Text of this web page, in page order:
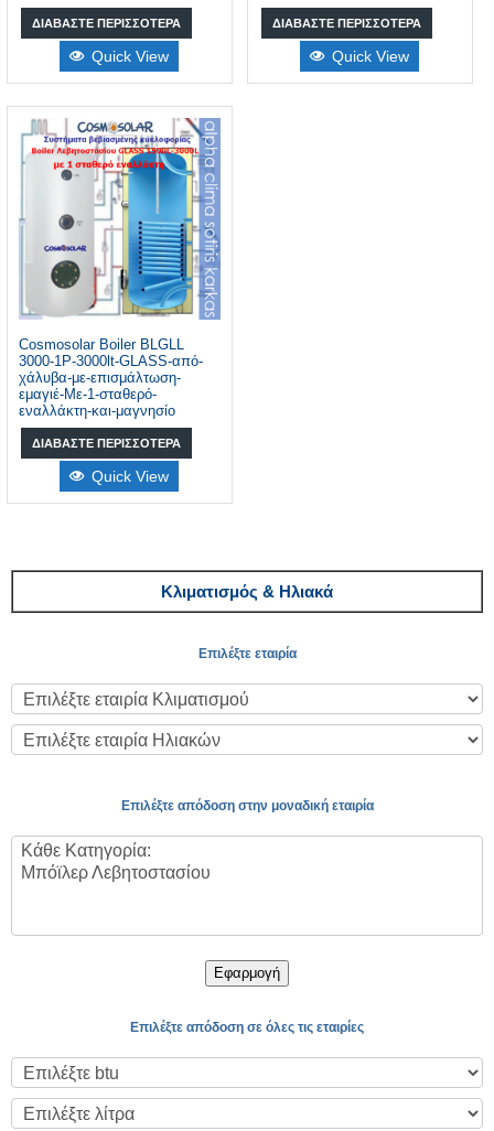
ΔΙΑΒΆΣΤΕ ΠΕΡΙΣΣΌΤΕΡΑ
Quick View
ΔΙΑΒΆΣΤΕ ΠΕΡΙΣΣΌΤΕΡΑ
Quick View
Cosmosolar Boiler BLGLL
3000-1P-3000lt-GLASS-από-
χάλυβα-με-επισμάλτωση-
εμαγιέ-Με-1-σταθερό-
εναλλάκτη-και-μαγνησίο
ΔΙΑΒΆΣΤΕ ΠΕΡΙΣΣΌΤΕΡΑ
Quick View
Κλιματισμός & Ηλιακά
Επιλέξτε εταιρία
Επιλέξτε απόδοση στην μοναδική εταιρία
Εφαρμογή
Επιλέξτε απόδοση σε όλες τις εταιρίες